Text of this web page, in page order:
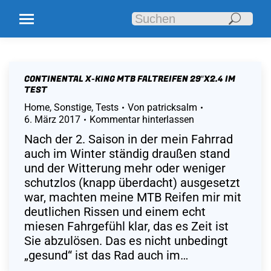
Search:
CONTINENTAL X-KING MTB FALTREIFEN 29″X2.4 IM
TEST
Home, Sonstige, Tests Von patricksalm
6. März 2017
Kommentar hinterlassen
Nach der 2. Saison in der mein Fahrrad
auch im Winter ständig draußen stand
und der Witterung mehr oder weniger
schutzlos (knapp überdacht) ausgesetzt
war, machten meine MTB Reifen mir mit
deutlichen Rissen und einem echt
miesen Fahrgefühl klar, das es Zeit ist
Sie abzulösen. Das es nicht unbedingt
„gesund“ ist das Rad auch im…